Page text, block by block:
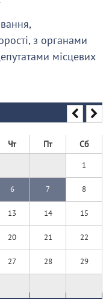
з органами
місцевих
Чт Пт Сб
1
6 7 8
13 14 15
20 21 22
27 28 29